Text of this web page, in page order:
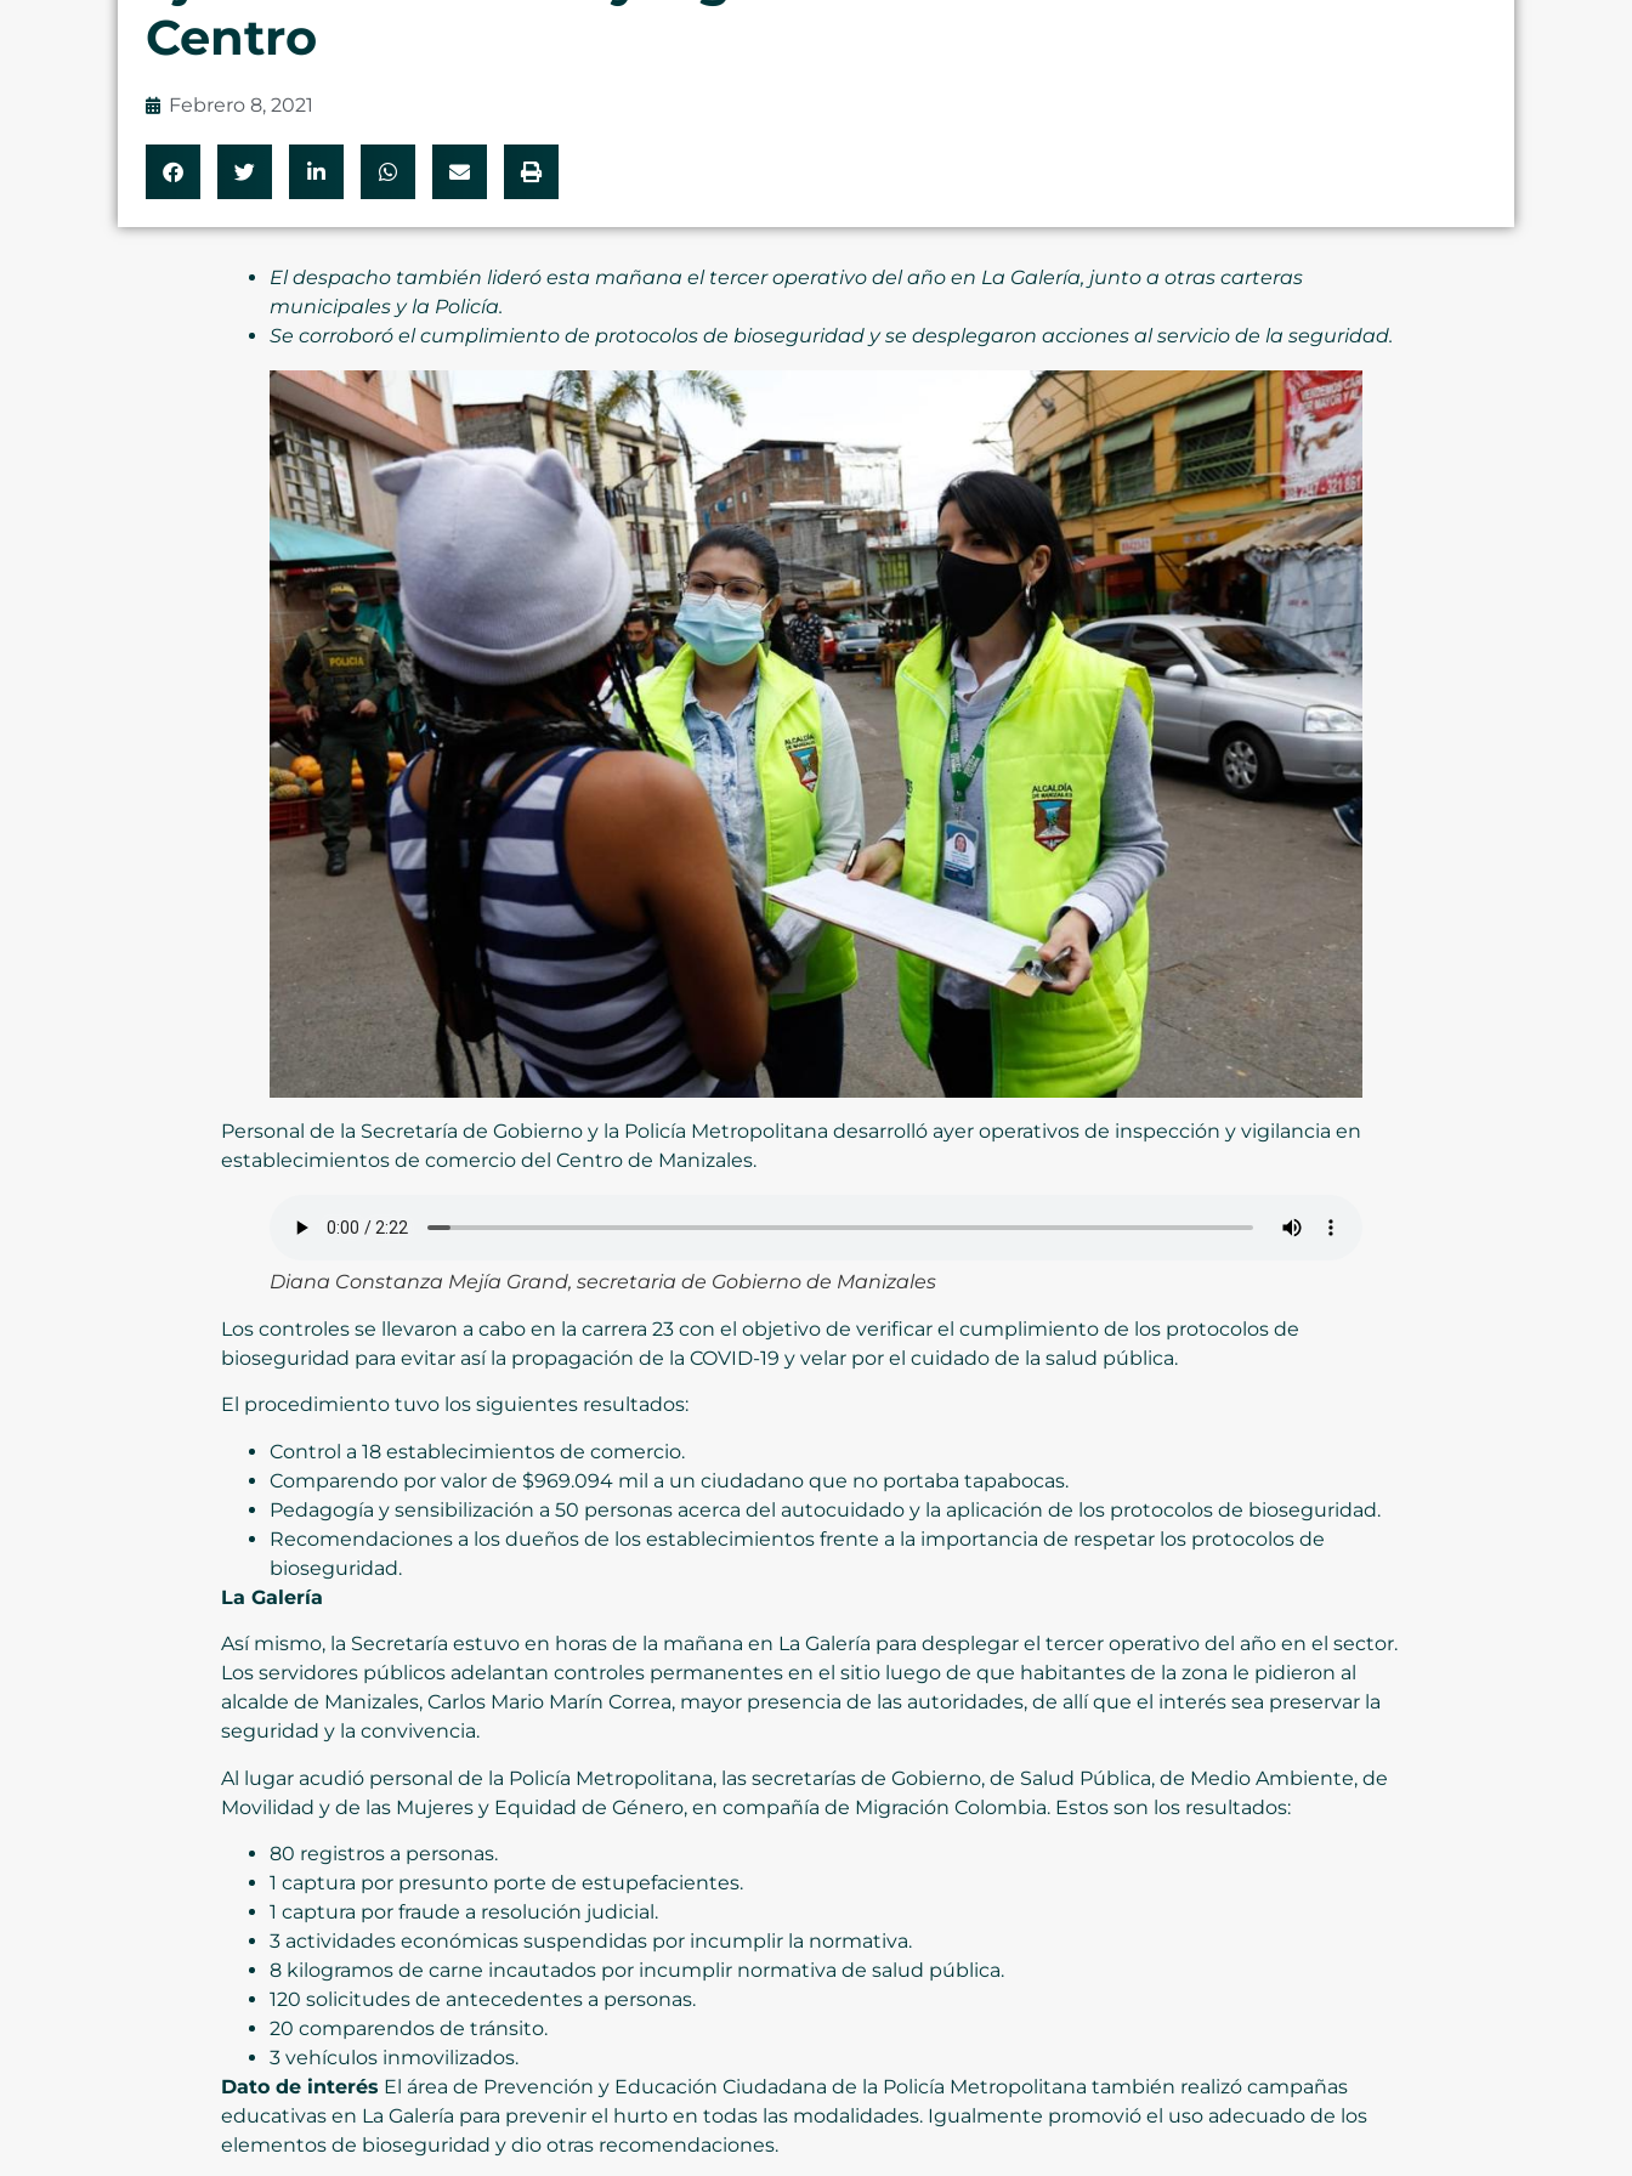
Centro
Febrero 8, 2021
El despacho también lideró esta mañana el tercer operativo del año en La Galería, junto a otras carteras
municipales y la Policía.
Se corroboró el cumplimiento de protocolos de bioseguridad y se desplegaron acciones al servicio de la seguridad.
Personal de la Secretaría de Gobierno y la Policía Metropolitana desarrolló ayer operativos de inspección y vigilancia en
establecimientos de comercio del Centro de Manizales.
Diana Constanza Mejía Grand, secretaria de Gobierno de Manizales
Los controles se llevaron a cabo en la carrera 23 con el objetivo de verificar el cumplimiento de los protocolos de
bioseguridad para evitar así la propagación de la COVID-19 y velar por el cuidado de la salud pública.
El procedimiento tuvo los siguientes resultados:
Control a 18 establecimientos de comercio.
Comparendo por valor de $969.094 mil a un ciudadano que no portaba tapabocas.
Pedagogía y sensibilización a 50 personas acerca del autocuidado y la aplicación de los protocolos de bioseguridad.
Recomendaciones a los dueños de los establecimientos frente a la importancia de respetar los protocolos de
bioseguridad.
La Galería
Así mismo, la Secretaría estuvo en horas de la mañana en La Galería para desplegar el tercer operativo del año en el sector.
Los servidores públicos adelantan controles permanentes en el sitio luego de que habitantes de la zona le pidieron al
alcalde de Manizales, Carlos Mario Marín Correa, mayor presencia de las autoridades, de allí que el interés sea preservar la
seguridad y la convivencia.
Al lugar acudió personal de la Policía Metropolitana, las secretarías de Gobierno, de Salud Pública, de Medio Ambiente, de
Movilidad y de las Mujeres y Equidad de Género, en compañía de Migración Colombia. Estos son los resultados:
80 registros a personas.
1 captura por presunto porte de estupefacientes.
1 captura por fraude a resolución judicial.
3 actividades económicas suspendidas por incumplir la normativa.
8 kilogramos de carne incautados por incumplir normativa de salud pública.
120 solicitudes de antecedentes a personas.
20 comparendos de tránsito.
3 vehículos inmovilizados.
Dato de interés El área de Prevención y Educación Ciudadana de la Policía Metropolitana también realizó campañas
educativas en La Galería para prevenir el hurto en todas las modalidades. Igualmente promovió el uso adecuado de los
elementos de bioseguridad y dio otras recomendaciones.